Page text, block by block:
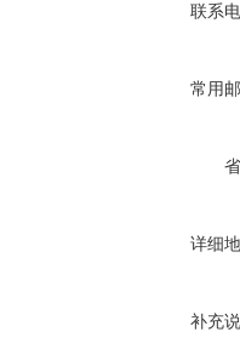
联系
常用
详细
补充